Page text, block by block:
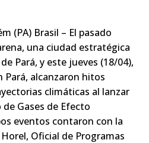
(PA) Brasil – El pasado
una ciudad estratégica
Pará, y este jueves (18/04),
alcanzaron hitos
climáticas al lanzar
Gases de Efecto
eventos contaron con la
Oficial de Programas